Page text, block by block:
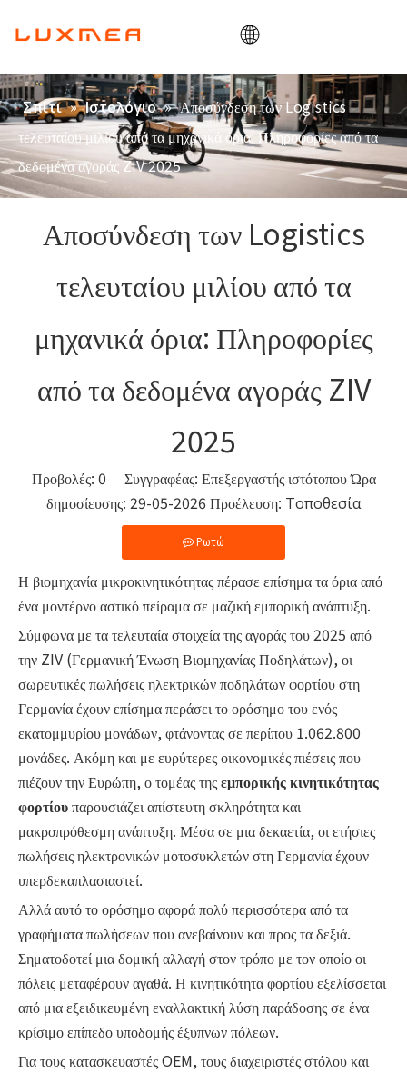
Σπίτι
Εταιρεία
Cargobike
Χρησιμότητα
ODM/OEM
Επαφή
Σπίτι » Ιστολόγιο » Αποσύνδεση των Logistics
τελευταίου μιλίου από τα μηχανικά όρια: Πληροφορίες από τα
δεδομένα αγοράς ZIV 2025
Αποσύνδεση των Logistics
τελευταίου μιλίου από τα
μηχανικά όρια: Πληροφορίες
από τα δεδομένα αγοράς ZIV
2025
Προβολές: 0 Συγγραφέας: Επεξεργαστής ιστότοπου Ώρα
δημοσίευσης: 29-05-2026 Προέλευση: Τοποθεσία
Ρωτώ
Η βιομηχανία μικροκινητικότητας πέρασε επίσημα τα όρια από
ένα μοντέρνο αστικό πείραμα σε μαζική εμπορική ανάπτυξη.
Σύμφωνα με τα τελευταία στοιχεία της αγοράς του 2025 από
την ZIV (Γερμανική Ένωση Βιομηχανίας Ποδηλάτων), οι
σωρευτικές πωλήσεις ηλεκτρικών ποδηλάτων φορτίου στη
Γερμανία έχουν επίσημα περάσει το ορόσημο του ενός
εκατομμυρίου μονάδων, φτάνοντας σε περίπου 1.062.800
μονάδες. Ακόμη και με ευρύτερες οικονομικές πιέσεις που
πιέζουν την Ευρώπη, ο τομέας τηςεμπορικής κινητικότητας
φορτίουπαρουσιάζει απίστευτη σκληρότητα και
μακροπρόθεσμη ανάπτυξη. Μέσα σε μια δεκαετία, οι ετήσιες
πωλήσεις ηλεκτρονικών μοτοσυκλετών στη Γερμανία έχουν
υπερδεκαπλασιαστεί.
Αλλά αυτό το ορόσημο αφορά πολύ περισσότερα από τα
γραφήματα πωλήσεων που ανεβαίνουν και προς τα δεξιά.
Σηματοδοτεί μια δομική αλλαγή στον τρόπο με τον οποίο οι
πόλεις μεταφέρουν αγαθά. Η κινητικότητα φορτίου εξελίσσεται
από μια εξειδικευμένη εναλλακτική λύση παράδοσης σε ένα
κρίσιμο επίπεδο υποδομής έξυπνων πόλεων.
Για τους κατασκευαστές OEM, τους διαχειριστές στόλου και